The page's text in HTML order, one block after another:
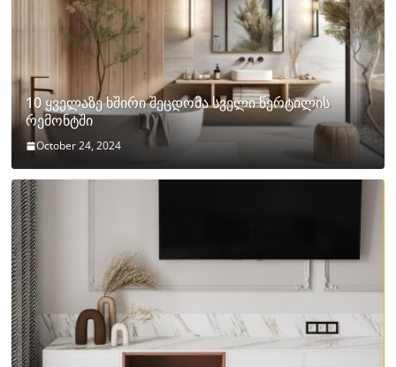
10 ყველაზე ხშირი შეცდომა სველი წერტილის
რემონტში
October 24, 2024